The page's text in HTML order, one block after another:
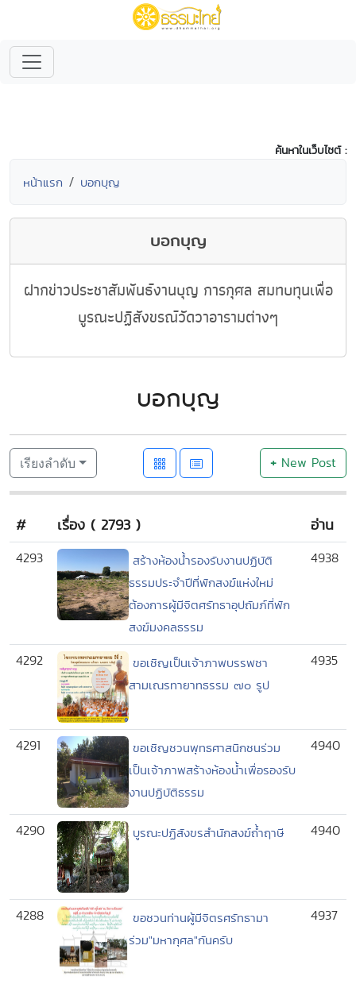
ค้นหาในเว็บไซต์ :
หน้าแรก บอกบุญ
บอกบุญ
ฝากข่าวประชาสัมพันธ์งานบุญ การกุศล สมทบทุนเพื่อ
บูรณะปฏิสังขรณ์วัดวาอารามต่างๆ
บอกบุญ
เรียงลำดับ +New Post
# เรื่อง ( 2793 ) อ่าน
4293
สร้างห้องน้ำรองรับงานปฏิบัติ
ธรรมประจำปีที่พักสงฆ์แห่งใหม่
ต้องการผู้มีจิตศรัทธาอุปถัมภ์ที่พัก
สงฆ์มงคลธรรม
4938
4292
ขอเชิญเป็นเจ้าภาพบรรพชา
สามเณรทายาทธรรม ๗๐ รูป
4935
4291
ขอเชิญชวนพุทธศาสนิกชนร่วม
เป็นเจ้าภาพสร้างห้องน้ำเพื่อรองรับ
งานปฏิบัติธรรม
4940
4290 บูรณะปฏิสังขรสำนักสงฆ์ถ้ำฤาษี 4940
4288
ขอชวนท่านผู้มีจิตรศรัทธามา
ร่วม"มหากุศล"กันครับ
4937